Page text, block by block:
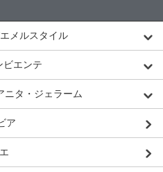
メルスタイル
ビエンテ
ニタ・ジェラーム
ア